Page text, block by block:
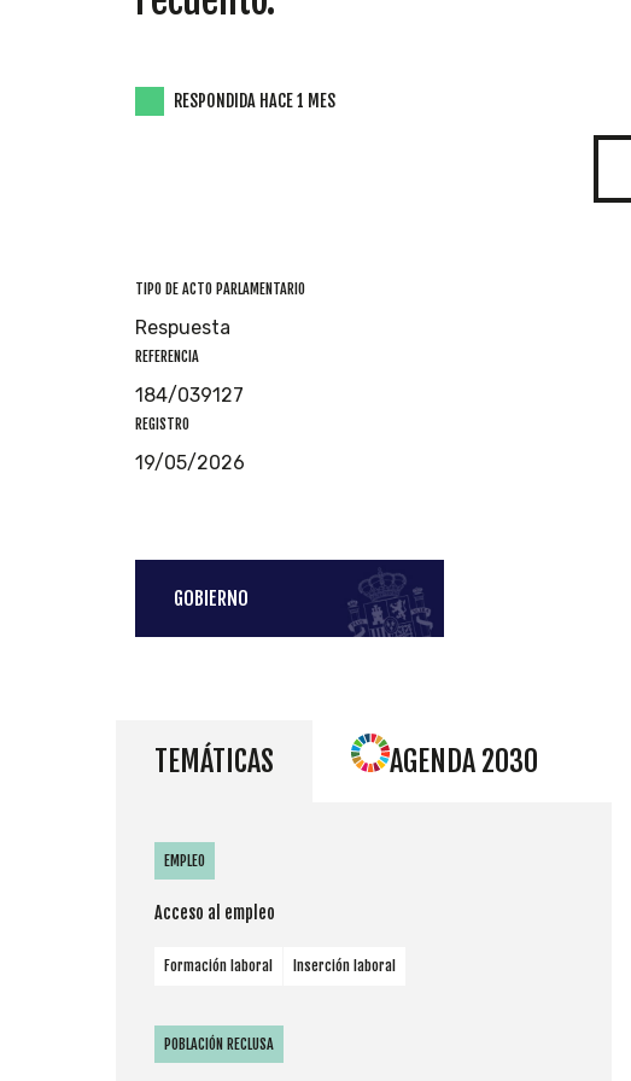
RESPONDIDA HACE 1 MES
TIPO DE ACTO PARLAMENTARIO
Respuesta
REFERENCIA
184/039127
REGISTRO
19/05/2026
GOBIERNO
TEMÁTICAS AGENDA 2030
EMPLEO
Acceso al empleo
Formación laboral Inserción laboral
POBLACIÓN RECLUSA